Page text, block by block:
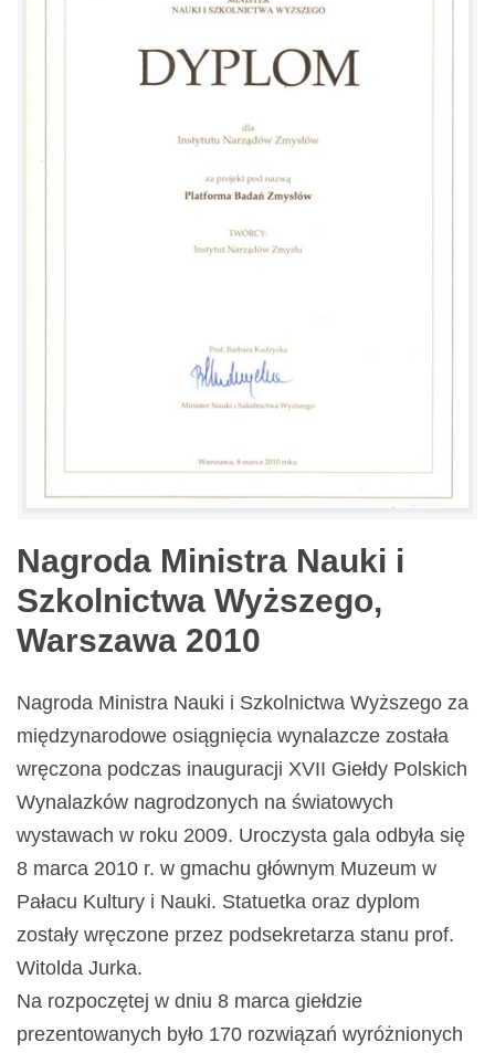
Nagroda Ministra Nauki i
Szkolnictwa Wyższego,
Warszawa 2010
Nagroda Ministra Nauki i Szkolnictwa Wyższego za
międzynarodowe osiągnięcia wynalazcze została
wręczona podczas inauguracji XVII Giełdy Polskich
Wynalazków nagrodzonych na światowych
wystawach w roku 2009. Uroczysta gala odbyła się
8 marca 2010 r. w gmachu głównym Muzeum w
Pałacu Kultury i Nauki. Statuetka oraz dyplom
zostały wręczone przez podsekretarza stanu prof.
Witolda Jurka.
Na rozpoczętej w dniu 8 marca giełdzie
prezentowanych było 170 rozwiązań wyróżnionych